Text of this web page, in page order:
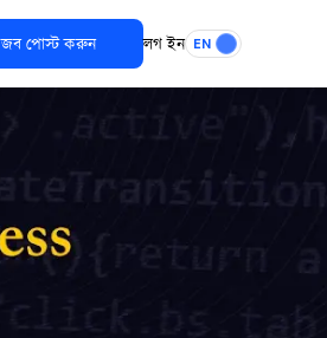
জব পোস্ট করুন লগ ইন EN